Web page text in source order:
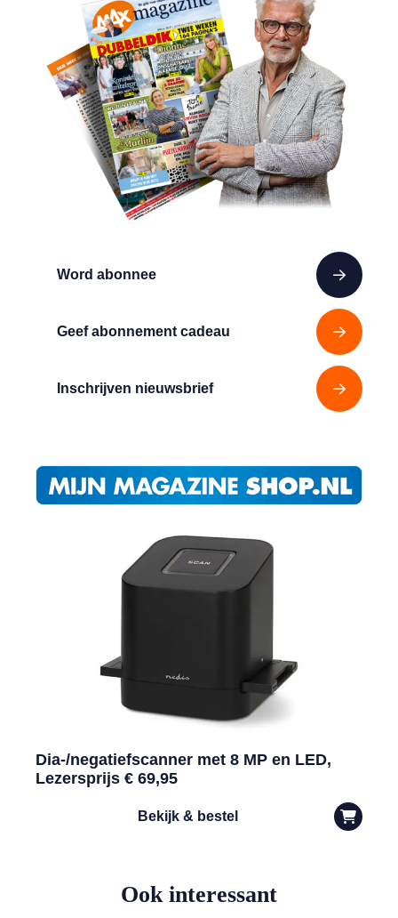
Word abonnee
Geef abonnement cadeau
Inschrijven nieuwsbrief
Dia-/negatiefscanner met 8 MP en LED,
Lezersprijs € 69,95
Bekijk & bestel
Ook interessant